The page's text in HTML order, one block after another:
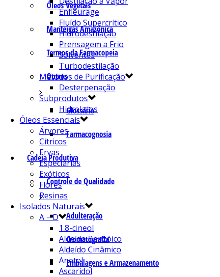
Óleos Vegetais
Manteigas Amazônica
Termos da Farmacopeia
Outros
Glossário
Farmacognosia
Cadeia Produtiva
Controle de Qualidade
Adulteração
Cromatografia
Embalagens e Armazenamento
Enfleurage
Fluído Supercrítico
Hidrodestilação
Prensagem a Frio
Solventes
Turbodestilação
Métodos de Purificação
Desterpenação
Subprodutos
Hidrolatos
Óleos Essenciais
Árvores
Cítricos
Ervas
Especiarias
Exóticos
Flores
Resinas
Isolados Naturais
A – D
1.8-cineol
Aldeído Benzóico
Aldeído Cinâmico
Anetol
Ascaridol